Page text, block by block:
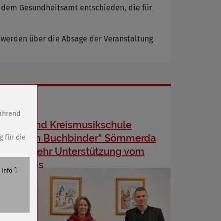
Gesundheitsamt entschieden, die für
über die Absage der Veranstaltung
Stadt- und Kreismusikschule
Buchbinder“ Sömmerda
erhält mehr Unterstützung vom
für die
Info